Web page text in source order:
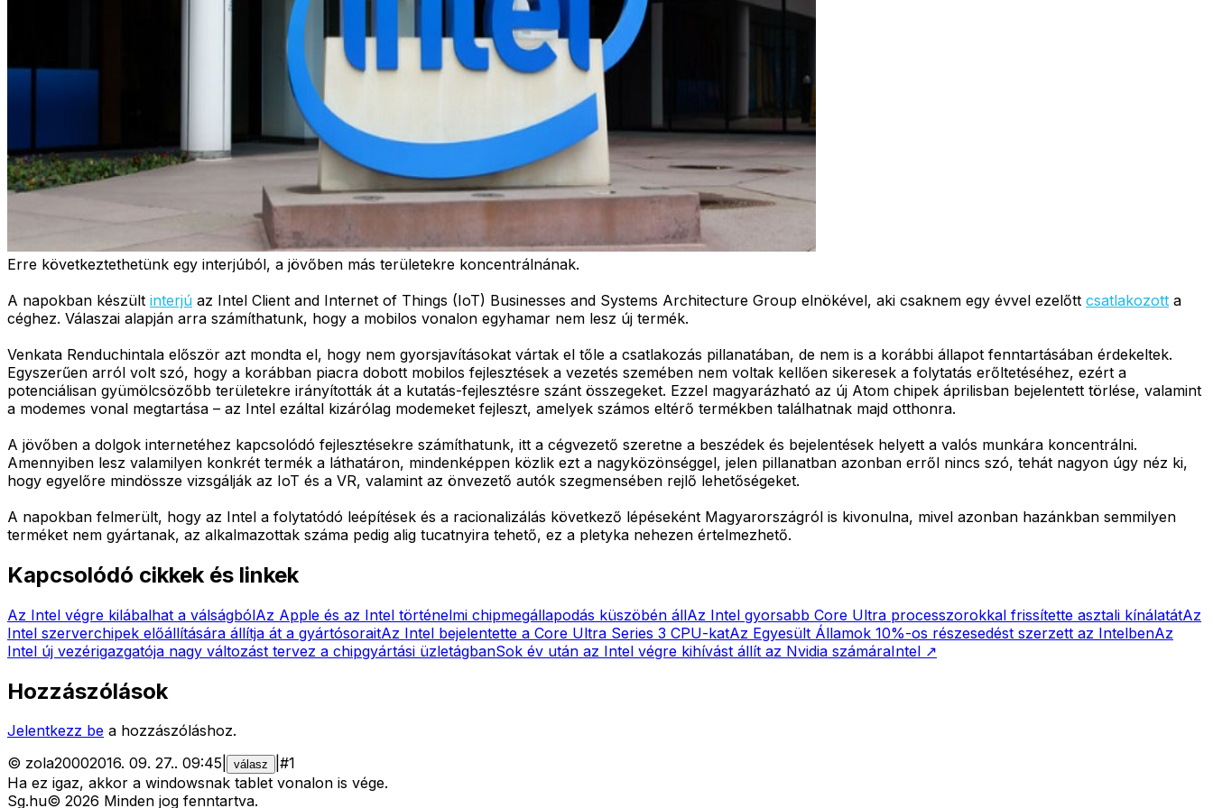
Erre következtethetünk egy interjúból, a jövőben más területekre koncentrálnának.
A napokban készült interjú az Intel Client and Internet of Things (IoT) Businesses and Systems Architecture Group elnökével, aki csaknem egy évvel ezelőtt csatlakozott a
céghez. Válaszai alapján arra számíthatunk, hogy a mobilos vonalon egyhamar nem lesz új termék.
Venkata Renduchintala először azt mondta el, hogy nem gyorsjavításokat vártak el tőle a csatlakozás pillanatában, de nem is a korábbi állapot fenntartásában érdekeltek.
Egyszerűen arról volt szó, hogy a korábban piacra dobott mobilos fejlesztések a vezetés szemében nem voltak kellően sikeresek a folytatás erőltetéséhez, ezért a
potenciálisan gyümölcsözőbb területekre irányították át a kutatás-fejlesztésre szánt összegeket. Ezzel magyarázható az új Atom chipek áprilisban bejelentett törlése, valamint
a modemes vonal megtartása – az Intel ezáltal kizárólag modemeket fejleszt, amelyek számos eltérő termékben találhatnak majd otthonra.
A jövőben a dolgok internetéhez kapcsolódó fejlesztésekre számíthatunk, itt a cégvezető szeretne a beszédek és bejelentések helyett a valós munkára koncentrálni.
Amennyiben lesz valamilyen konkrét termék a láthatáron, mindenképpen közlik ezt a nagyközönséggel, jelen pillanatban azonban erről nincs szó, tehát nagyon úgy néz ki,
hogy egyelőre mindössze vizsgálják az IoT és a VR, valamint az önvezető autók szegmensében rejlő lehetőségeket.
A napokban felmerült, hogy az Intel a folytatódó leépítések és a racionalizálás következő lépéseként Magyarországról is kivonulna, mivel azonban hazánkban semmilyen
terméket nem gyártanak, az alkalmazottak száma pedig alig tucatnyira tehető, ez a pletyka nehezen értelmezhető.
Kapcsolódó cikkek és linkek
Az Intel végre kilábalhat a válságbólAz Apple és az Intel történelmi chipmegállapodás küszöbén állAz Intel gyorsabb Core Ultra processzorokkal frissítette asztali kínálatátAz
Intel szerverchipek előállítására állítja át a gyártósoraitAz Intel bejelentette a Core Ultra Series 3 CPU-katAz Egyesült Államok 10%-os részesedést szerzett az IntelbenAz
Intel új vezérigazgatója nagy változást tervez a chipgyártási üzletágbanSok év után az Intel végre kihívást állít az Nvidia számáraIntel ↗
Hozzászólások
Jelentkezz be a hozzászóláshoz.
© zola20002016. 09. 27.. 09:45 válasz #1
Ha ez igaz, akkor a windowsnak tablet vonalon is vége.
Sg.hu© 2026 Minden jog fenntartva.